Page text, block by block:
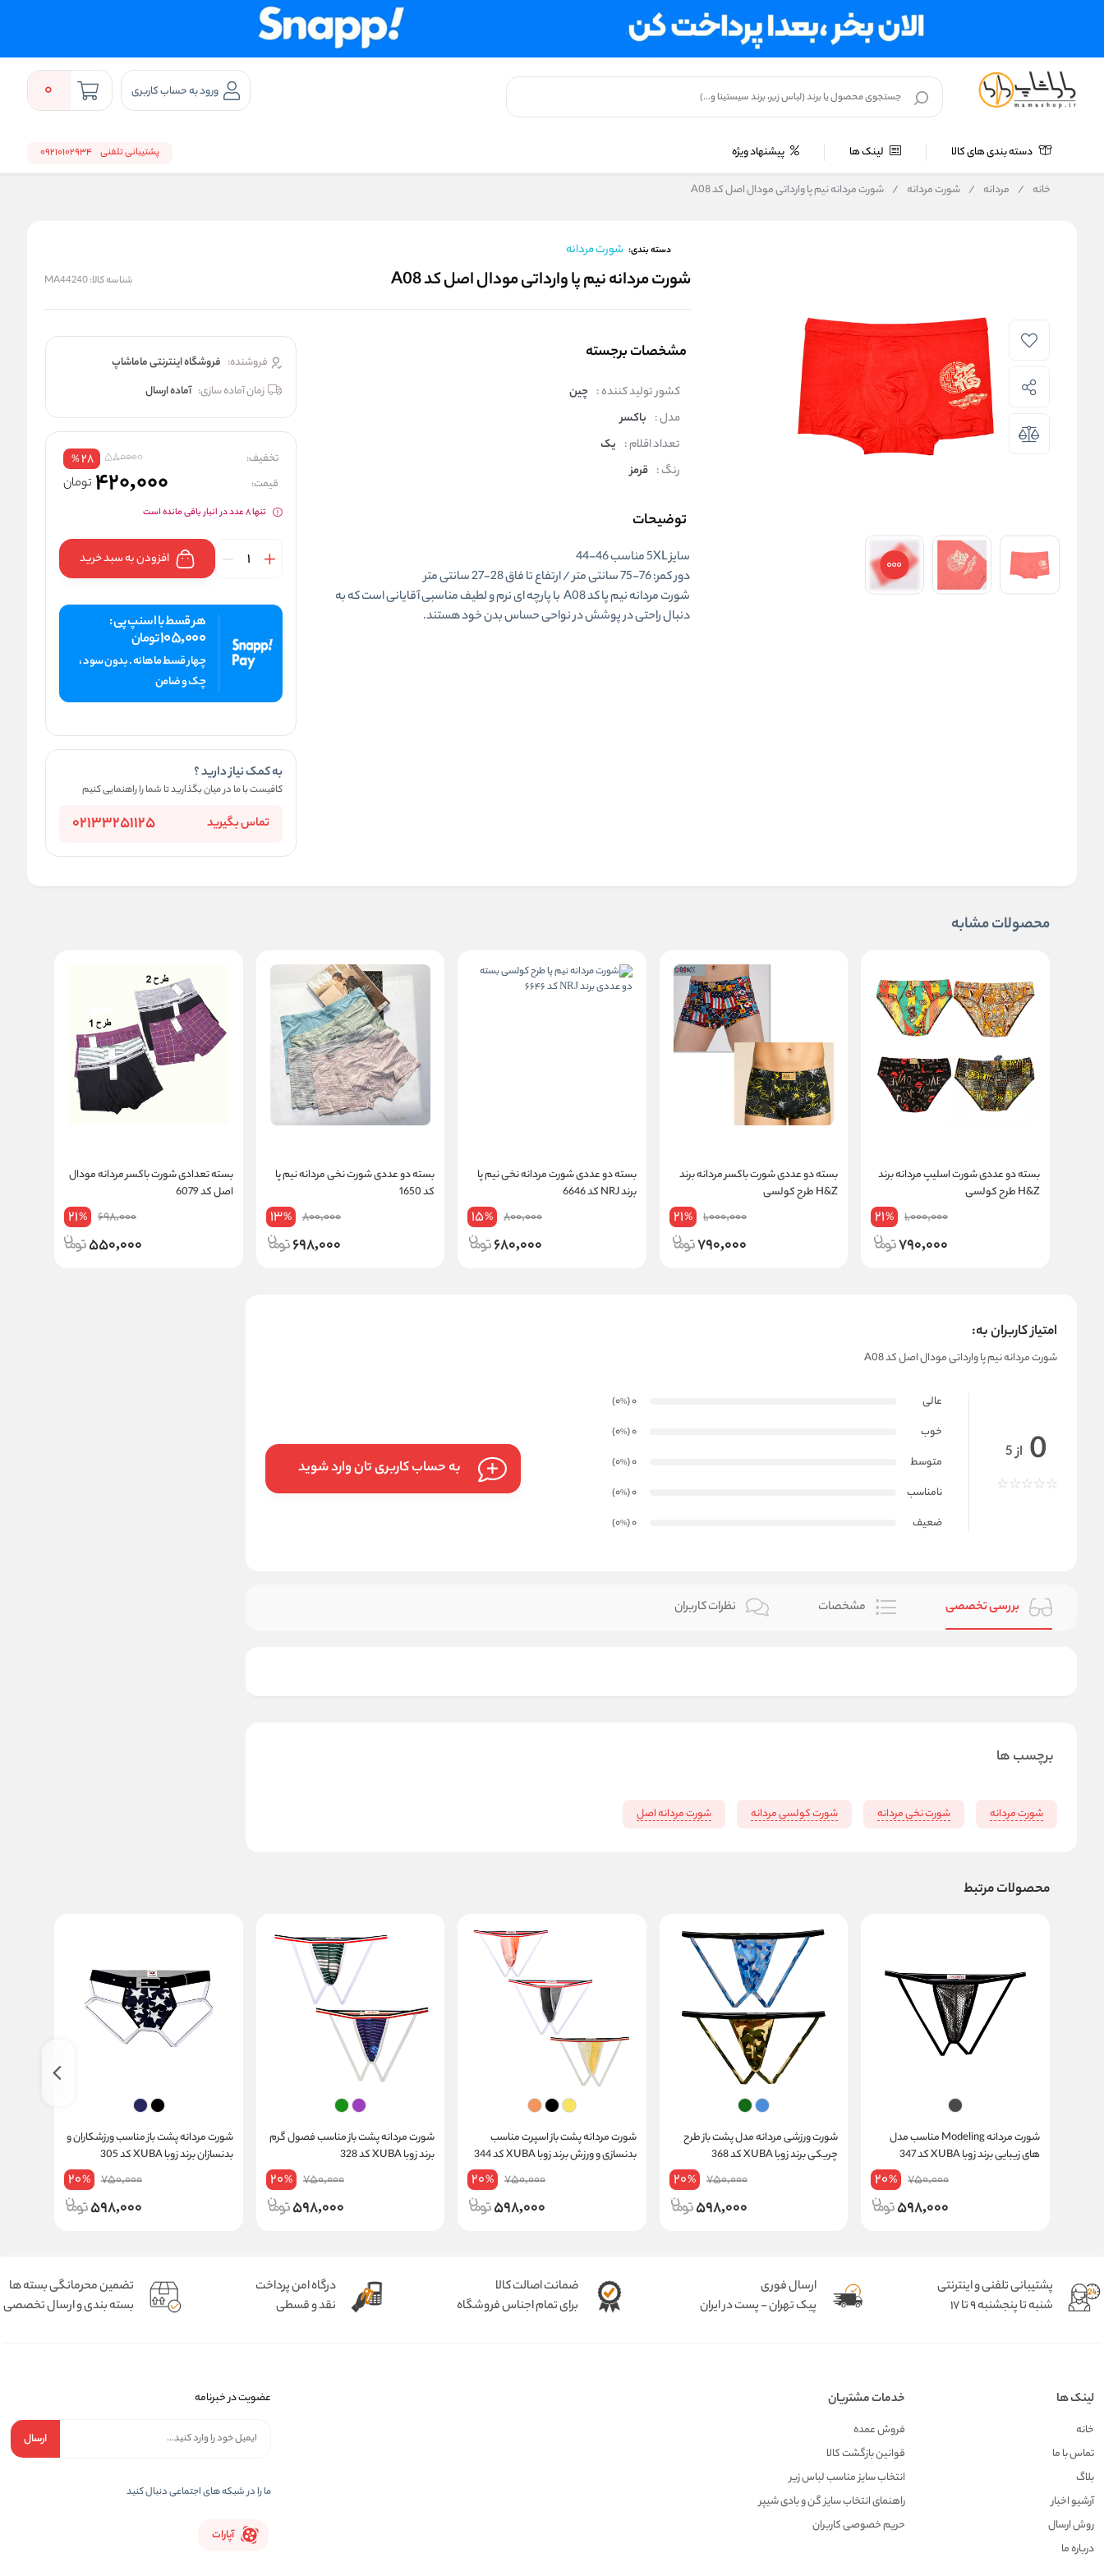
ورود به حساب کاربری 0
دسته بندی های کالا لینک ها پیشنهاد ویژه پشتیبانی تلفنی 09210102934
خانه / مردانه / شورت مردانه / شورت مردانه نیم پا وارداتی مودال اصل کد A08
دسته بندی: شورت مردانه
شورت مردانه نیم پا وارداتی مودال اصل کد A08 شناسه کالا:MA44240
مشخصات برجسته
کشور تولید کننده : چین
مدل : باکسر
تعداد اقلام : یک
رنگ : قرمز
توضیحات
سایز 5XL مناسب 46-44
دور کمر: 76-75 سانتی متر / ارتفاع تا فاق 28-27 سانتی متر
شورت مردانه نیم پا کد A08 با پارچه ای نرم و لطیف مناسبی آقایانی است که به
دنبال راحتی در پوشش در نواحی حساس بدن خود هستند.
فروشنده: فروشگاه اینترنتی ماماشاپ
زمان آماده سازی: آماده ارسال
تخفیف: 580000
28
%
قیمت: 420,000 تومان
تنها 8 عدد در انبار باقی مانده است
افزودن به سبد خرید
هر قسط با اسنپ پی :
105,000تومان
چهار قسط ماهانه . بدون سود ،
چک و ضامن
به کمک نیاز دارید ؟
کافیست با ما در میان بگذارید تا شما را راهنمایی کنیم
تماس بگیرید 02133251125
محصولات مشابه
بسته دو عددی شورت اسلیپ مردانه برند
H&Z طرح کولسی
1,000,000
21%
790,000
بسته دو عددی شورت باکسر مردانه برند
H&Z طرح کولسی
1,000,000
21%
790,000
بسته دو عددی شورت مردانه نخی نیم پا
برند NRJ کد 6646
800,000
15%
680,000
بسته دو عددی شورت نخی مردانه نیم پا
کد 1650
800,000
13%
698,000
بسته تعدادی شورت باکسر مردانه مودال
اصل کد 6079
698,000
21%
550,000
امتیاز کاربران به:
شورت مردانه نیم پا وارداتی مودال اصل کد A08
0 از 5
عالی 0
(0
%
)
خوب
0
(0
%
)
متوسط
0
(0
%
)
نامناسب
0
(0
%
)
ضعیف
0
(0
%
)
به حساب کاربری تان وارد شوید
بررسی تخصصی مشخصات نظرات کاربران
برچسب ها
شورت مردانه شورت نخی مردانه شورت کولسی مردانه شورت مردانه اصل
محصولات مرتبط
شورت مردانه Modeling مناسب مدل
های زیبایی برند زوبا XUBA کد 347
750,000
20%
598,000
شورت ورزشی مردانه مدل پشت باز طرح
چریکی برند زوبا XUBA کد 368
750,000
20%
598,000
شورت مردانه پشت باز اسپرت مناسب
بدنسازی و ورزش برند زوبا XUBA کد 344
750,000
20%
598,000
شورت مردانه پشت باز مناسب فصول گرم
برند زوبا XUBA کد 328
750,000
20%
598,000
شورت مردانه پشت باز مناسب ورزشکاران و
بدنسازان برند زوبا XUBA کد 305
750,000
20%
598,000
پشتیبانی تلفنی و اینترنتی
شنبه تا پنجشنبه 9 تا 17
ارسال فوری
پیک تهران - پست در ایران
ضمانت اصالت کالا
برای تمام اجناس فروشگاه
درگاه امن پرداخت
نقد و قسطی
تضمین محرمانگی بسته ها
بسته بندی و ارسال تخصصی
لینک ها
خانه
تماس با ما
بلاگ
آرشیو اخبار
روش ارسال
درباره ما
خدمات مشتریان
فروش عمده
قوانین بازگشت کالا
انتخاب سایز مناسب لباس زیر
راهنمای انتخاب سایز گن و بادی شیپر
حریم خصوصی کاربران
عضویت در خبرنامه
ارسال
ما را در شبکه های اجتماعی دنبال کنید
آپارات